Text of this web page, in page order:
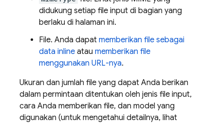
didukung setiap file input di bagian yang
berlaku di halaman ini.
File. Anda dapat memberikan file sebagai
data inline atau memberikan file
menggunakan URL-nya.
Ukuran dan jumlah file yang dapat Anda berikan
dalam permintaan ditentukan oleh jenis file input,
cara Anda memberikan file, dan model yang
digunakan (untuk mengetahui detailnya, lihat